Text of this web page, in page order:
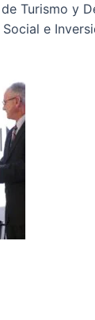
Turismo y
e